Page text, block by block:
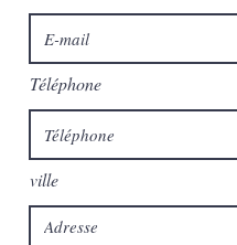
Téléphone
ville